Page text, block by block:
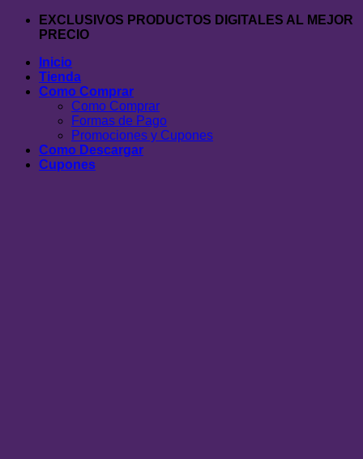
Saltar
EXCLUSIVOS PRODUCTOS DIGITALES AL MEJOR
PRECIO
Inicio
Tienda
Como Comprar
Como Comprar
Formas de Pago
Promociones y Cupones
Como Descargar
Cupones